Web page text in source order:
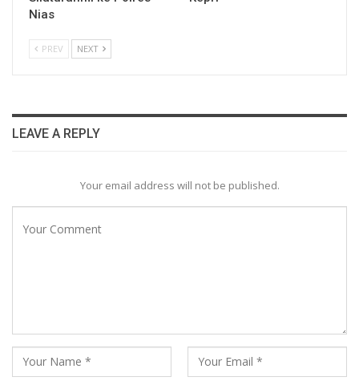
Nias
PREV NEXT
LEAVE A REPLY
Your email address will not be published.